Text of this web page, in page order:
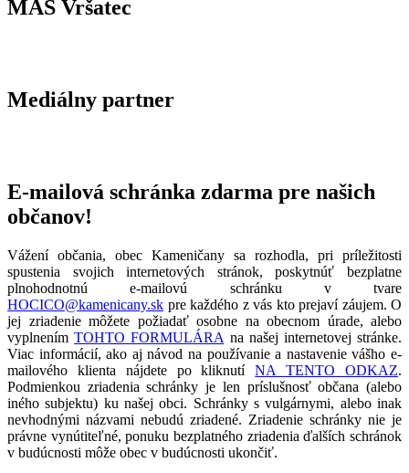
MAS Vršatec
Mediálny partner
E-mailová schránka zdarma pre našich
občanov!
Vážení občania, obec Kameničany sa rozhodla, pri príležitosti
spustenia svojich internetových stránok, poskytnúť bezplatne
plnohodnotnú e-mailovú schránku v tvare
HOCICO@kamenicany.sk pre každého z vás kto prejaví záujem. O
jej zriadenie môžete požiadať osobne na obecnom úrade, alebo
vyplnenímTOHTO FORMULÁRA na našej internetovej stránke.
Viac informácií, ako aj návod na používanie a nastavenie vášho e-
mailového klienta nájdete po kliknutíNA TENTO ODKAZ.
Podmienkou zriadenia schránky je len príslušnosť občana (alebo
iného subjektu) ku našej obci. Schránky s vulgárnymi, alebo inak
nevhodnými názvami nebudú zriadené. Zriadenie schránky nie je
právne vynútiteľné, ponuku bezplatného zriadenia ďalších schránok
v budúcnosti môže obec v budúcnosti ukončiť.